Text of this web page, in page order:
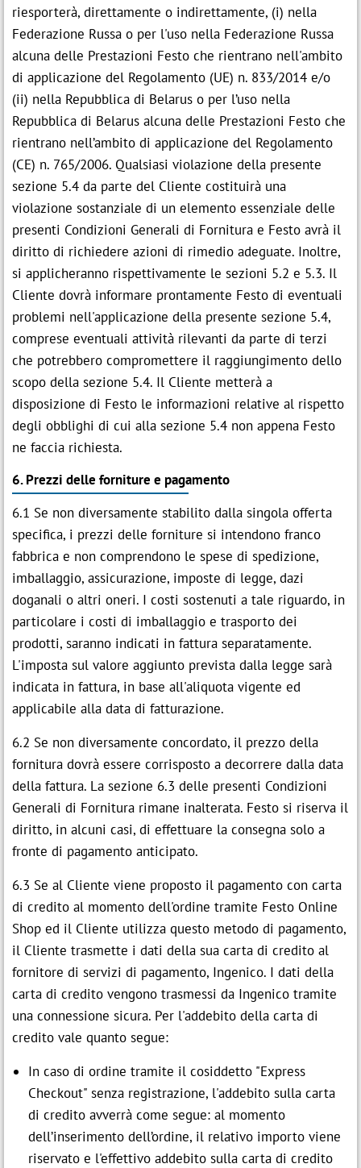
riesporterà, direttamente o indirettamente, (i) nella
Federazione Russa o per l'uso nella Federazione Russa
alcuna delle Prestazioni Festo che rientrano nell'ambito
di applicazione del Regolamento (UE) n. 833/2014 e/o
(ii) nella Repubblica di Belarus o per l’uso nella
Repubblica di Belarus alcuna delle Prestazioni Festo che
rientrano nell’ambito di applicazione del Regolamento
(CE) n. 765/2006. Qualsiasi violazione della presente
sezione 5.4 da parte del Cliente costituirà una
violazione sostanziale di un elemento essenziale delle
presenti Condizioni Generali di Fornitura e Festo avrà il
diritto di richiedere azioni di rimedio adeguate. Inoltre,
si applicheranno rispettivamente le sezioni 5.2 e 5.3. Il
Cliente dovrà informare prontamente Festo di eventuali
problemi nell'applicazione della presente sezione 5.4,
comprese eventuali attività rilevanti da parte di terzi
che potrebbero compromettere il raggiungimento dello
scopo della sezione 5.4. Il Cliente metterà a
disposizione di Festo le informazioni relative al rispetto
degli obblighi di cui alla sezione 5.4 non appena Festo
ne faccia richiesta.
6. Prezzi delle forniture e pagamento
6.1 Se non diversamente stabilito dalla singola offerta
specifica, i prezzi delle forniture si intendono franco
fabbrica e non comprendono le spese di spedizione,
imballaggio, assicurazione, imposte di legge, dazi
doganali o altri oneri. I costi sostenuti a tale riguardo, in
particolare i costi di imballaggio e trasporto dei
prodotti, saranno indicati in fattura separatamente.
L'imposta sul valore aggiunto prevista dalla legge sarà
indicata in fattura, in base all'aliquota vigente ed
applicabile alla data di fatturazione.
6.2 Se non diversamente concordato, il prezzo della
fornitura dovrà essere corrisposto a decorrere dalla data
della fattura. La sezione 6.3 delle presenti Condizioni
Generali di Fornitura rimane inalterata. Festo si riserva il
diritto, in alcuni casi, di effettuare la consegna solo a
fronte di pagamento anticipato.
6.3 Se al Cliente viene proposto il pagamento con carta
di credito al momento dell'ordine tramite Festo Online
Shop ed il Cliente utilizza questo metodo di pagamento,
il Cliente trasmette i dati della sua carta di credito al
fornitore di servizi di pagamento, Ingenico. I dati della
carta di credito vengono trasmessi da Ingenico tramite
una connessione sicura. Per l'addebito della carta di
credito vale quanto segue:
In caso di ordine tramite il cosiddetto "Express
Checkout" senza registrazione, l'addebito sulla carta
di credito avverrà come segue: al momento
dell’inserimento dell’ordine, il relativo importo viene
riservato e l'effettivo addebito sulla carta di credito